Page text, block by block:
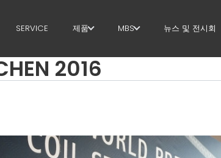
SERVICE 제품
스터럽
직선 절단
MBS
GOVERNANCE
PRODUCTION
뉴스 및 전시회
2016